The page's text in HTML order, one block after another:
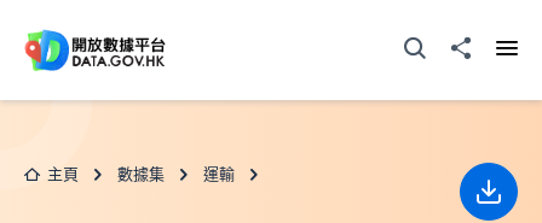
打開搜尋器分享至
主頁 數據集 運輸
下載